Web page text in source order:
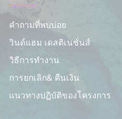
คำถามที่พบบ่อย
วินด์แฮม เดสติเนชั่นส์
วิธีการทำงาน
การยกเลิก& คืนเงิน
แนวทางปฏิบัติของโครงการ